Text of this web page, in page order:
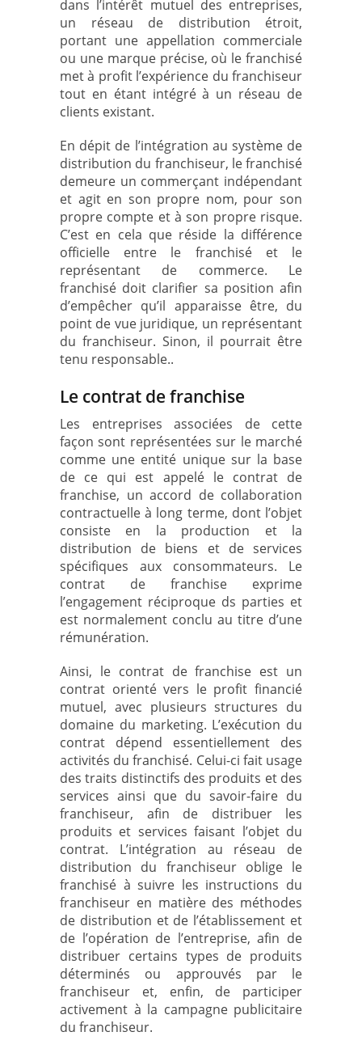
dans l’intérêt mutuel des entreprises,
un réseau de distribution étroit,
portant une appellation commerciale
ou une marque précise, où le franchisé
met à profit l’expérience du franchiseur
tout en étant intégré à un réseau de
clients existant.
En dépit de l’intégration au système de
distribution du franchiseur, le franchisé
demeure un commerçant indépendant
et agit en son propre nom, pour son
propre compte et à son propre risque.
C’est en cela que réside la différence
officielle entre le franchisé et le
représentant de commerce. Le
franchisé doit clarifier sa position afin
d’empêcher qu’il apparaisse être, du
point de vue juridique, un représentant
du franchiseur. Sinon, il pourrait être
tenu responsable..
Le contrat de franchise
Les entreprises associées de cette
façon sont représentées sur le marché
comme une entité unique sur la base
de ce qui est appelé le contrat de
franchise, un accord de collaboration
contractuelle à long terme, dont l’objet
consiste en la production et la
distribution de biens et de services
spécifiques aux consommateurs. Le
contrat de franchise exprime
l’engagement réciproque ds parties et
est normalement conclu au titre d’une
rémunération.
Ainsi, le contrat de franchise est un
contrat orienté vers le profit financié
mutuel, avec plusieurs structures du
domaine du marketing. L’exécution du
contrat dépend essentiellement des
activités du franchisé. Celui-ci fait usage
des traits distinctifs des produits et des
services ainsi que du savoir-faire du
franchiseur, afin de distribuer les
produits et services faisant l’objet du
contrat. L’intégration au réseau de
distribution du franchiseur oblige le
franchisé à suivre les instructions du
franchiseur en matière des méthodes
de distribution et de l’établissement et
de l’opération de l’entreprise, afin de
distribuer certains types de produits
déterminés ou approuvés par le
franchiseur et, enfin, de participer
activement à la campagne publicitaire
du franchiseur.